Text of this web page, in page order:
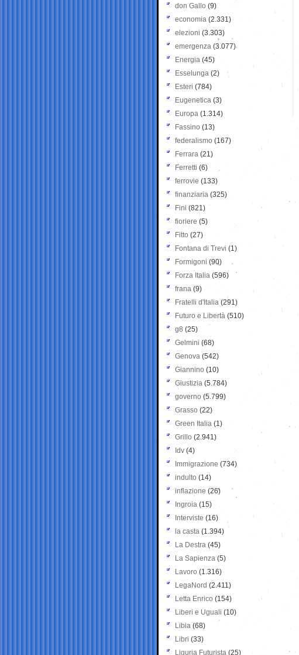
don Gallo (9)
economia (2.331)
elezioni (3.303)
emergenza (3.077)
Energia (45)
Esselunga (2)
Esteri (784)
Eugenetica (3)
Europa (1.314)
Fassino (13)
federalismo (167)
Ferrara (21)
Ferretti (6)
ferrovie (133)
finanziaria (325)
Fini (821)
fioriere (5)
Fitto (27)
Fontana di Trevi (1)
Formigoni (90)
Forza Italia (596)
frana (9)
Fratelli d'Italia (291)
Futuro e Libertà (510)
g8 (25)
Gelmini (68)
Genova (542)
Giannino (10)
Giustizia (5.784)
governo (5.799)
Grasso (22)
Green Italia (1)
Grillo (2.941)
Idv (4)
Immigrazione (734)
indulto (14)
inflazione (26)
Ingroia (15)
Interviste (16)
la casta (1.394)
La Destra (45)
La Sapienza (5)
Lavoro (1.316)
LegaNord (2.411)
Letta Enrico (154)
Liberi e Uguali (10)
Libia (68)
Libri (33)
Liguria Futurista (25)